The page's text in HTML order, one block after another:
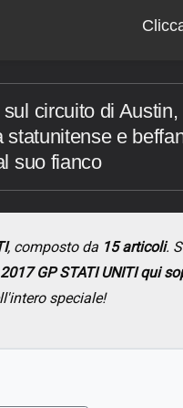
circuito di Austin,
e
suo fianco
, composto da 15 articoli.
GP STATI UNITI qui
speciale!